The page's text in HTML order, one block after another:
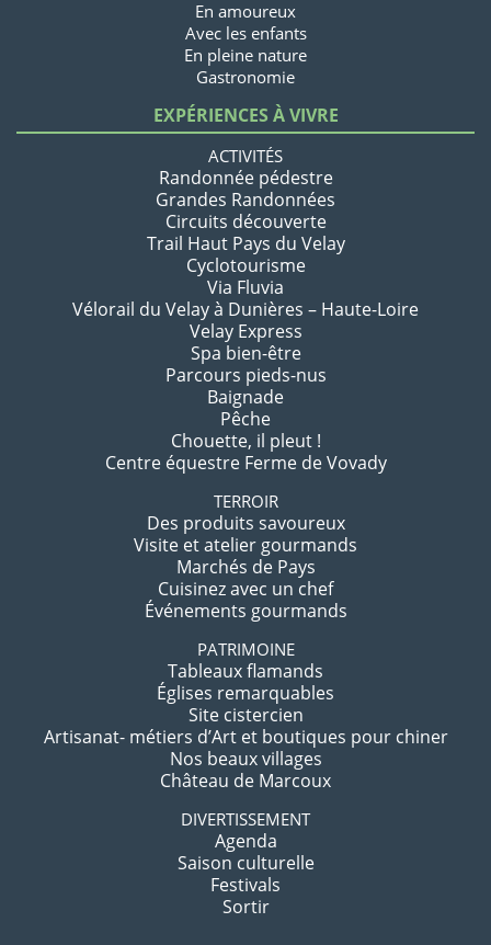
En amoureux
Avec les enfants
En pleine nature
Gastronomie
EXPÉRIENCES À VIVRE
ACTIVITÉS
Randonnée pédestre
Grandes Randonnées
Circuits découverte
Trail Haut Pays du Velay
Cyclotourisme
Via Fluvia
Vélorail du Velay à Dunières – Haute-Loire
Velay Express
Spa bien-être
Parcours pieds-nus
Baignade
Pêche
Chouette, il pleut !
Centre équestre Ferme de Vovady
TERROIR
Des produits savoureux
Visite et atelier gourmands
Marchés de Pays
Cuisinez avec un chef
Événements gourmands
PATRIMOINE
Tableaux flamands
Églises remarquables
Site cistercien
Artisanat- métiers d’Art et boutiques pour chiner
Nos beaux villages
Château de Marcoux
DIVERTISSEMENT
Agenda
Saison culturelle
Festivals
Sortir